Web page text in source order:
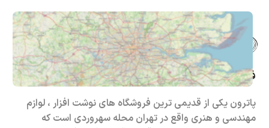
فروشگاه حضوری – اینترنتی پاترون
پاترون یکی از قدیمی ترین فروشگاه های نوشت افزار ، لوازم
مهندسی و هنری واقع در تهران محله سهروردی است که